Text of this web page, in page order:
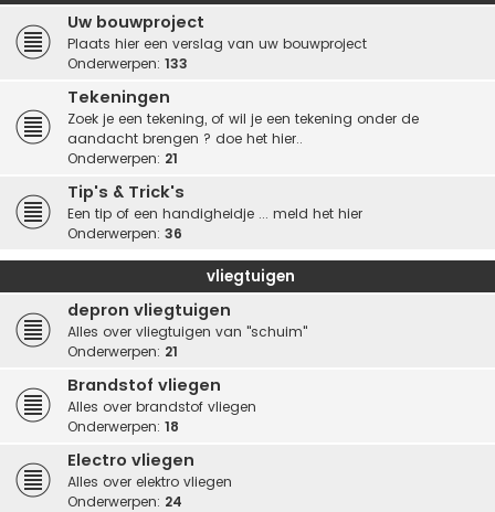
Uw bouwproject
Plaats hier een verslag van uw bouwproject
Onderwerpen: 133
Tekeningen
Zoek je een tekening, of wil je een tekening onder de
aandacht brengen ? doe het hier..
Onderwerpen: 21
Tip's & Trick's
Een tip of een handigheidje ... meld het hier
Onderwerpen: 36
vliegtuigen
depron vliegtuigen
Alles over vliegtuigen van "schuim"
Onderwerpen: 21
Brandstof vliegen
Alles over brandstof vliegen
Onderwerpen: 18
Electro vliegen
Alles over elektro vliegen
Onderwerpen: 24